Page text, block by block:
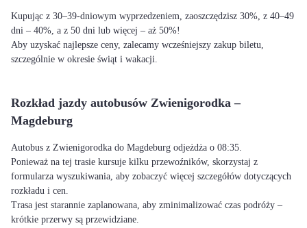
Kupując z 30–39-dniowym wyprzedzeniem, zaoszczędzisz 30%, z 40–49
dni – 40%, a z 50 dni lub więcej – aż 50%!
Aby uzyskać najlepsze ceny, zalecamy wcześniejszy zakup biletu,
szczególnie w okresie świąt i wakacji.
Rozkład jazdy autobusów Zwienigorodka –
Magdeburg
Autobus z Zwienigorodka do Magdeburg odjeżdża o 08:35.
Ponieważ na tej trasie kursuje kilku przewoźników, skorzystaj z
formularza wyszukiwania, aby zobaczyć więcej szczegółów dotyczących
rozkładu i cen.
Trasa jest starannie zaplanowana, aby zminimalizować czas podróży –
krótkie przerwy są przewidziane.